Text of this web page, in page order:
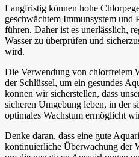
Langfristig können hohe
geschwächtem Immunsystem und
führen. Daher ist es unerlässlich,
Wasser zu überprüfen und
wird.
Die Verwendung von chlorfreiem
der Schlüssel, um ein gesundes
können wir sicherstellen, dass
sicheren Umgebung leben, in der
optimales Wachstum ermöglicht
Denke daran, dass eine gute
kontinuierliche Überwachung der